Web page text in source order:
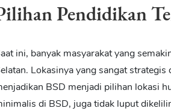
Pendidikan
ini, banyak masyarakat yang
Lokasinya yang sangat
BSD menjadi pilihan lokasi
di BSD, juga tidak luput